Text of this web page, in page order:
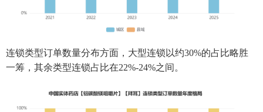
连锁类型订单数量分布方面，大型连锁以约30%的占比略胜
一筹，其余类型连锁占比在22%-24%之间。